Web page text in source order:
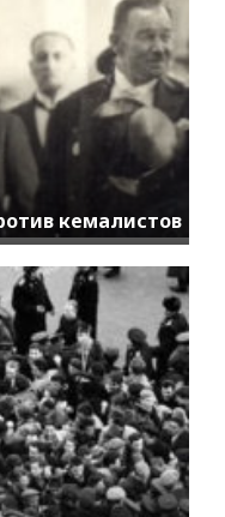
кемалистов